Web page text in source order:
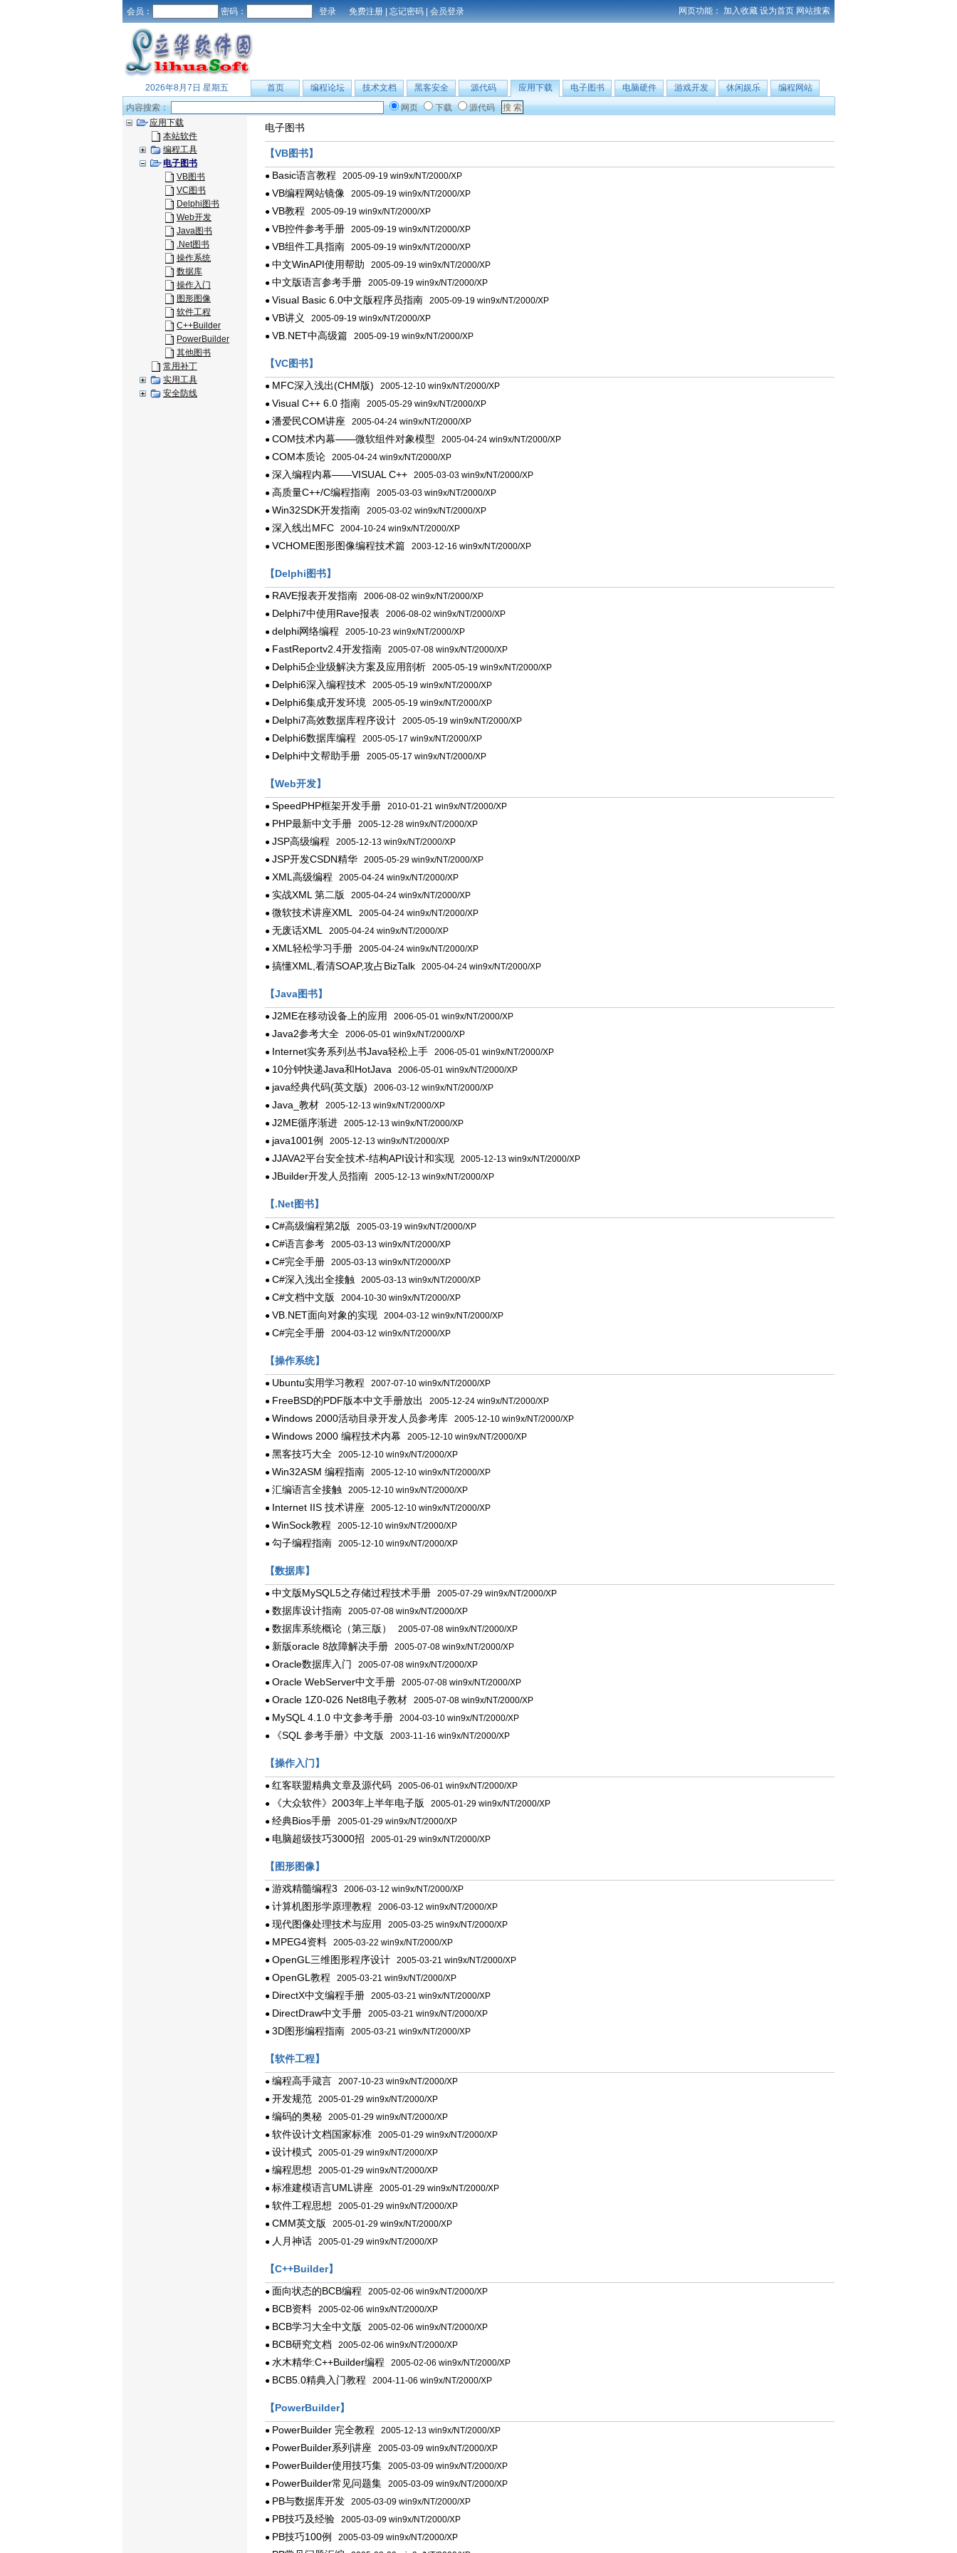
会员： 密码： 免费注册 | 忘记密码 | 会员登录 网页功能： 加入收藏 设为首页 网站搜索
2026年8月7日 星期五 首页 编程论坛 技术文档 黑客安全 源代码 应用下载 电子图书 电脑硬件 游戏开发 休闲娱乐
编程网站
内容搜索：
网页 下载
源代码
应用下载
本站软件
编程工具
电子图书
VB图书
VC图书
Delphi图书
Web开发
Java图书
.Net图书
操作系统
数据库
操作入门
图形图像
软件工程
C++Builder
PowerBuilder
其他图书
常用补丁
实用工具
安全防线
电子图书
【VB图书】
● Basic语言教程 2005-09-19 win9x/NT/2000/XP
● VB编程网站镜像 2005-09-19 win9x/NT/2000/XP
● VB教程 2005-09-19 win9x/NT/2000/XP
● VB控件参考手册 2005-09-19 win9x/NT/2000/XP
● VB组件工具指南 2005-09-19 win9x/NT/2000/XP
● 中文WinAPI使用帮助 2005-09-19 win9x/NT/2000/XP
● 中文版语言参考手册 2005-09-19 win9x/NT/2000/XP
● Visual Basic 6.0中文版程序员指南 2005-09-19 win9x/NT/2000/XP
● VB讲义
2005-09-19 win9x/NT/2000/XP
● VB.NET中高级篇 2005-09-19 win9x/NT/2000/XP
【VC图书】
● MFC深入浅出(CHM版) 2005-12-10 win9x/NT/2000/XP
● Visual C++ 6.0 指南 2005-05-29 win9x/NT/2000/XP
● 潘爱民COM讲座 2005-04-24 win9x/NT/2000/XP
● COM技术内幕——微软组件对象模型 2005-04-24 win9x/NT/2000/XP
● COM本质论 2005-04-24 win9x/NT/2000/XP
● 深入编程内幕——VISUAL C++ 2005-03-03 win9x/NT/2000/XP
● 高质量C++/C编程指南 2005-03-03 win9x/NT/2000/XP
● Win32SDK开发指南 2005-03-02 win9x/NT/2000/XP
● 深入线出MFC 2004-10-24 win9x/NT/2000/XP
● VCHOME图形图像编程技术篇 2003-12-16 win9x/NT/2000/XP
【Delphi图书】
● RAVE报表开发指南 2006-08-02 win9x/NT/2000/XP
● Delphi7中使用Rave报表 2006-08-02 win9x/NT/2000/XP
● delphi网络编程 2005-10-23 win9x/NT/2000/XP
● FastReportv2.4开发指南 2005-07-08 win9x/NT/2000/XP
● Delphi5企业级解决方案及应用剖析 2005-05-19 win9x/NT/2000/XP
● Delphi6深入编程技术 2005-05-19 win9x/NT/2000/XP
● Delphi6集成开发环境 2005-05-19 win9x/NT/2000/XP
● Delphi7高效数据库程序设计 2005-05-19 win9x/NT/2000/XP
● Delphi6数据库编程 2005-05-17 win9x/NT/2000/XP
● Delphi中文帮助手册 2005-05-17 win9x/NT/2000/XP
【Web开发】
● SpeedPHP框架开发手册 2010-01-21 win9x/NT/2000/XP
● PHP最新中文手册 2005-12-28 win9x/NT/2000/XP
● JSP高级编程 2005-12-13 win9x/NT/2000/XP
● JSP开发CSDN精华 2005-05-29 win9x/NT/2000/XP
● XML高级编程 2005-04-24 win9x/NT/2000/XP
● 实战XML 第二版 2005-04-24 win9x/NT/2000/XP
● 微软技术讲座XML
2005-04-24 win9x/NT/2000/XP
● 无废话XML
2005-04-24 win9x/NT/2000/XP
● XML轻松学习手册 2005-04-24 win9x/NT/2000/XP
● 搞懂XML,看清SOAP,攻占BizTalk 2005-04-24 win9x/NT/2000/XP
【Java图书】
● J2ME在移动设备上的应用
2006-05-01 win9x/NT/2000/XP
● Java2参考大全 2006-05-01 win9x/NT/2000/XP
● Internet实务系列丛书Java轻松上手 2006-05-01 win9x/NT/2000/XP
● 10分钟快递Java和HotJava 2006-05-01 win9x/NT/2000/XP
● java经典代码(英文版) 2006-03-12 win9x/NT/2000/XP
● Java_教材 2005-12-13 win9x/NT/2000/XP
● J2ME循序渐进 2005-12-13 win9x/NT/2000/XP
● java1001例
2005-12-13 win9x/NT/2000/XP
● JJAVA2平台安全技术-结构API设计和实现 2005-12-13 win9x/NT/2000/XP
● JBuilder开发人员指南 2005-12-13 win9x/NT/2000/XP
【.Net图书】
● C#高级编程第2版 2005-03-19 win9x/NT/2000/XP
● C#语言参考 2005-03-13 win9x/NT/2000/XP
● C#完全手册 2005-03-13 win9x/NT/2000/XP
● C#深入浅出全接触 2005-03-13 win9x/NT/2000/XP
● C#文档中文版 2004-10-30 win9x/NT/2000/XP
● VB.NET面向对象的实现 2004-03-12 win9x/NT/2000/XP
● C#完全手册 2004-03-12 win9x/NT/2000/XP
【操作系统】
● Ubuntu实用学习教程 2007-07-10 win9x/NT/2000/XP
● FreeBSD的PDF版本中文手册放出
2005-12-24 win9x/NT/2000/XP
● Windows 2000活动目录开发人员参考库 2005-12-10 win9x/NT/2000/XP
● Windows 2000 编程技术内幕 2005-12-10 win9x/NT/2000/XP
● 黑客技巧大全 2005-12-10 win9x/NT/2000/XP
● Win32ASM 编程指南 2005-12-10 win9x/NT/2000/XP
● 汇编语言全接触 2005-12-10 win9x/NT/2000/XP
● Internet IIS 技术讲座 2005-12-10 win9x/NT/2000/XP
● WinSock教程 2005-12-10 win9x/NT/2000/XP
● 勾子编程指南 2005-12-10 win9x/NT/2000/XP
【数据库】
● 中文版MySQL5之存储过程技术手册 2005-07-29 win9x/NT/2000/XP
● 数据库设计指南 2005-07-08 win9x/NT/2000/XP
● 数据库系统概论（第三版）
2005-07-08 win9x/NT/2000/XP
● 新版oracle 8故障解决手册 2005-07-08 win9x/NT/2000/XP
● Oracle数据库入门 2005-07-08 win9x/NT/2000/XP
● Oracle WebServer中文手册 2005-07-08 win9x/NT/2000/XP
● Oracle 1Z0-026 Net8电子教材 2005-07-08 win9x/NT/2000/XP
● MySQL 4.1.0 中文参考手册 2004-03-10 win9x/NT/2000/XP
●
《SQL 参考手册》中文版 2003-11-16 win9x/NT/2000/XP
【操作入门】
● 红客联盟精典文章及源代码 2005-06-01 win9x/NT/2000/XP
●
《大众软件》2003年上半年电子版 2005-01-29 win9x/NT/2000/XP
● 经典Bios手册 2005-01-29 win9x/NT/2000/XP
● 电脑超级技巧3000招 2005-01-29 win9x/NT/2000/XP
【图形图像】
● 游戏精髓编程3 2006-03-12 win9x/NT/2000/XP
● 计算机图形学原理教程 2006-03-12 win9x/NT/2000/XP
● 现代图像处理技术与应用
2005-03-25 win9x/NT/2000/XP
● MPEG4资料 2005-03-22 win9x/NT/2000/XP
● OpenGL三维图形程序设计 2005-03-21 win9x/NT/2000/XP
● OpenGL教程 2005-03-21 win9x/NT/2000/XP
● DirectX中文编程手册 2005-03-21 win9x/NT/2000/XP
● DirectDraw中文手册 2005-03-21 win9x/NT/2000/XP
● 3D图形编程指南 2005-03-21 win9x/NT/2000/XP
【软件工程】
● 编程高手箴言 2007-10-23 win9x/NT/2000/XP
● 开发规范 2005-01-29 win9x/NT/2000/XP
● 编码的奥秘 2005-01-29 win9x/NT/2000/XP
● 软件设计文档国家标准 2005-01-29 win9x/NT/2000/XP
● 设计模式 2005-01-29 win9x/NT/2000/XP
● 编程思想 2005-01-29 win9x/NT/2000/XP
● 标准建模语言UML讲座 2005-01-29 win9x/NT/2000/XP
● 软件工程思想 2005-01-29 win9x/NT/2000/XP
● CMM英文版 2005-01-29 win9x/NT/2000/XP
● 人月神话 2005-01-29 win9x/NT/2000/XP
【C++Builder】
● 面向状态的BCB编程 2005-02-06 win9x/NT/2000/XP
● BCB资料 2005-02-06 win9x/NT/2000/XP
● BCB学习大全中文版 2005-02-06 win9x/NT/2000/XP
● BCB研究文档 2005-02-06 win9x/NT/2000/XP
● 水木精华:C++Builder编程 2005-02-06 win9x/NT/2000/XP
● BCB5.0精典入门教程 2004-11-06 win9x/NT/2000/XP
【PowerBuilder】
● PowerBuilder 完全教程 2005-12-13 win9x/NT/2000/XP
● PowerBuilder系列讲座 2005-03-09 win9x/NT/2000/XP
● PowerBuilder使用技巧集 2005-03-09 win9x/NT/2000/XP
● PowerBuilder常见问题集 2005-03-09 win9x/NT/2000/XP
● PB与数据库开发 2005-03-09 win9x/NT/2000/XP
● PB技巧及经验 2005-03-09 win9x/NT/2000/XP
● PB技巧100例
2005-03-09 win9x/NT/2000/XP